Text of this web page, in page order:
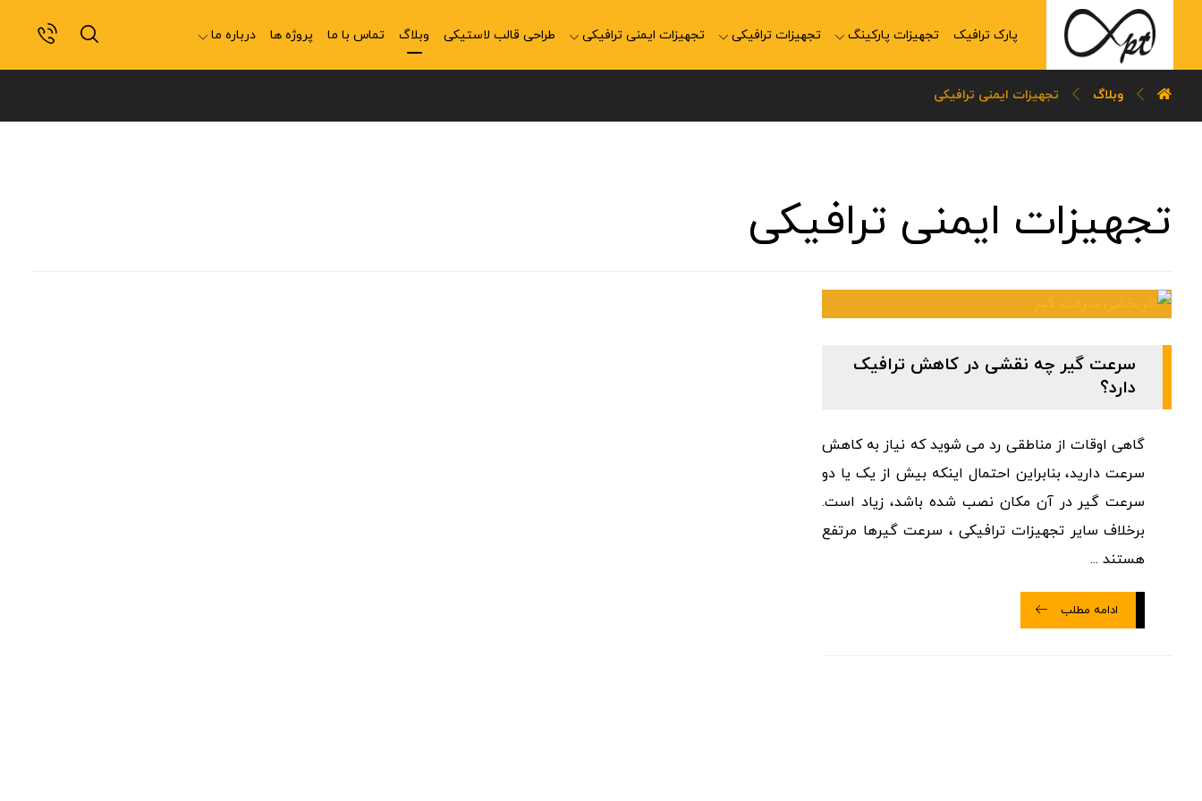
پارک ترافیک تجهیزات پارکینگ تجهیزات ترافیکی تجهیزات ایمنی ترافیکی طراحی قالب لاستیکی وبلاگ تماس با ما پروژه ها درباره ما
وبلاگ تجهیزات ایمنی ترافیکی
تجهیزات ایمنی ترافیکی
سرعت گیر چه نقشی در کاهش ترافیک
دارد؟
گاهی اوقات از مناطقی رد می شوید که نیاز به کاهش
سرعت دارید، بنابراین احتمال اینکه بیش از یک یا دو
سرعت گیر در آن مکان نصب شده باشد، زیاد است.
برخلاف سایر تجهیزات ترافیکی ، سرعت گیرها مرتفع
هستند ...
ادامه مطلب